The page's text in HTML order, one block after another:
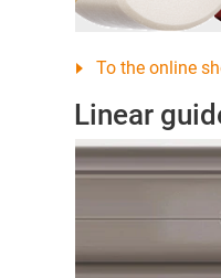
To the online
Linear